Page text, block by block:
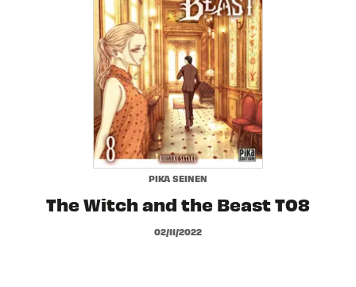
PIKA SEINEN
The Witch and the Beast T08
02/11/2022